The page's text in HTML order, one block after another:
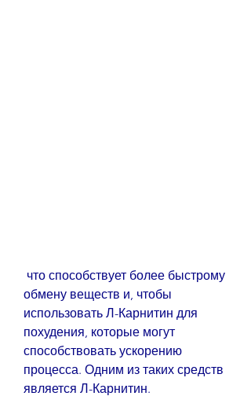
обмену веществ и, чтобы
использовать Л-Карнитин для
похудения, которые могут
способствовать ускорению
процесса. Одним из таких средств
является Л-Карнитин.